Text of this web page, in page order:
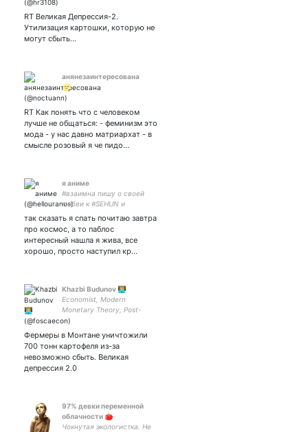
RT Великая Депрессия-2.
Утилизация картошки, которую не
могут сбыть...
анянезаинтересована
🌝
RT Как понять что с человеком
лучше не общаться: - феминизм это
мода - у нас давно матриархат - в
смысле розовый я че пидо…
я аниме
#взаимна пишу о своей
любви к #SEHUN и
разные корейские шоу,
люблю #knowingbrother.
полюбила девочек из
так сказать я спать почитаю завтра
про космос, а то паблос
интересный нашла я жива, все
хорошо, просто наступил кр…
Khazbi Budunov 👨🏼‍💻
Economist, Modern
Monetary Theory, Post-
Keynesian Theory
Фермеры в Монтане уничтожили
700 тонн картофеля из-за
невозможно сбыть. Великая
депрессия 2.0
97% девки переменной
облачности 🍅
Чокнутая экологистка. Не